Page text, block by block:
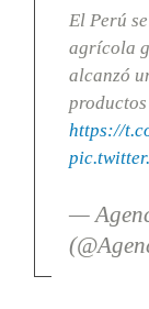
El Perú
agrícola
alcanzó
https://
—